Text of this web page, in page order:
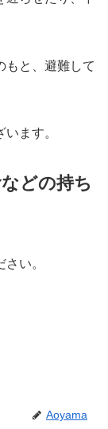
もと、避難して
ます。
どの持ち
い。
Aoyama